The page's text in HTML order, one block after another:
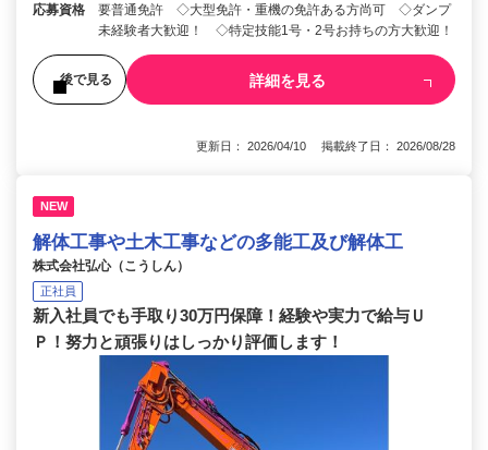
応募資格
要普通免許 ◇大型免許・重機の免許ある方尚可 ◇ダンプ
未経験者大歓迎！ ◇特定技能1号・2号お持ちの方大歓迎！
後で見る 詳細を見る
更新日： 2026/04/10 掲載終了日： 2026/08/28
NEW
解体工事や土木工事などの多能工及び解体工
株式会社弘心（こうしん）
正社員
新入社員でも手取り30万円保障！経験や実力で給与Ｕ
Ｐ！努力と頑張りはしっかり評価します！